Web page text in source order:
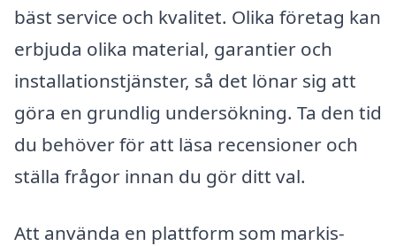
bäst service och kvalitet. Olika företag kan
erbjuda olika material, garantier och
installationstjänster, så det lönar sig att
göra en grundlig undersökning. Ta den tid
du behöver för att läsa recensioner och
ställa frågor innan du gör ditt val.
Att använda en plattform som markis-